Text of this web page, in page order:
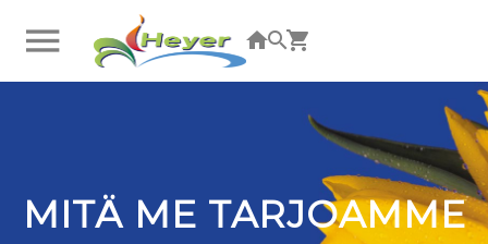
MITÄ ME TARJOAMME